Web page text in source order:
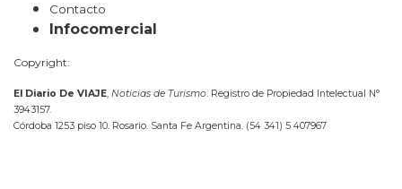
Contacto
Infocomercial
Copyright:
El Diario De VIAJE, Noticias de Turismo. Registro de Propiedad Intelectual N°
3943157.
Córdoba 1253 piso 10. Rosario. Santa Fe Argentina. (54 341) 5 407967